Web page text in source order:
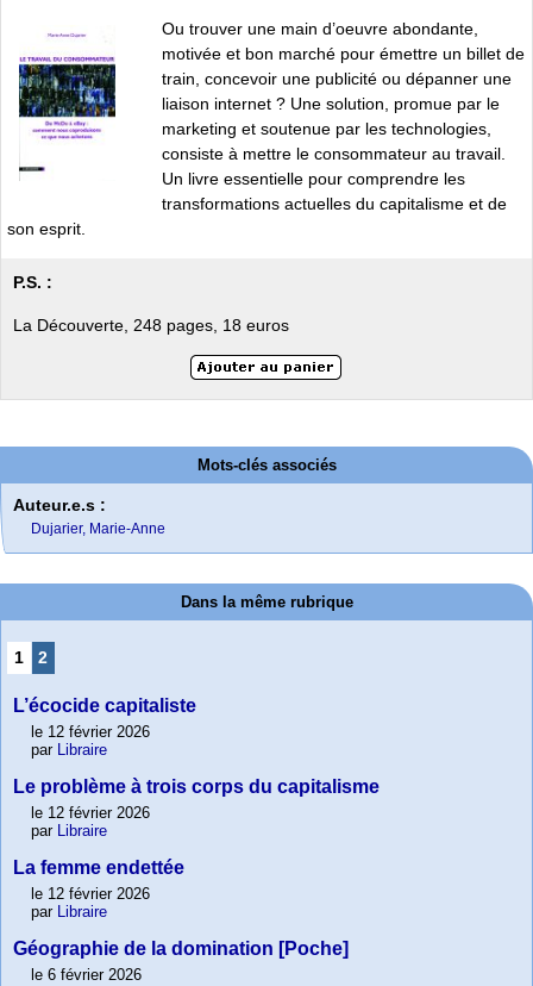
Ou trouver une main d’oeuvre abondante,
motivée et bon marché pour émettre un billet de
train, concevoir une publicité ou dépanner une
liaison internet ? Une solution, promue par le
marketing et soutenue par les technologies,
consiste à mettre le consommateur au travail.
Un livre essentielle pour comprendre les
transformations actuelles du capitalisme et de
son esprit.
P.S. :
La Découverte, 248 pages, 18 euros
Mots-clés associés
Auteur.e.s :
Dujarier, Marie-Anne
Dans la même rubrique
1 2
L’écocide capitaliste
le 12 février 2026
par Libraire
Le problème à trois corps du capitalisme
le 12 février 2026
par Libraire
La femme endettée
le 12 février 2026
par Libraire
Géographie de la domination [Poche]
le 6 février 2026